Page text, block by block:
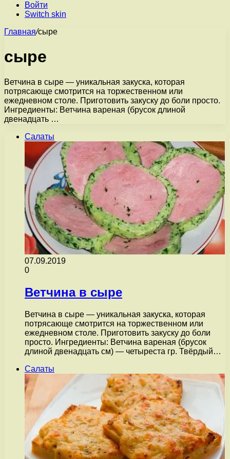
Войти
Switch skin
Главная/сыре
сыре
Ветчина в сыре — уникальная закуска, которая
потрясающе смотрится на торжественном или
ежедневном столе. Приготовить закуску до боли просто.
Ингредиенты: Ветчина вареная (брусок длиной
двенадцать …
Салаты
07.09.2019
0
Ветчина в сыре
Ветчина в сыре — уникальная закуска, которая
потрясающе смотрится на торжественном или
ежедневном столе. Приготовить закуску до боли
просто. Ингредиенты: Ветчина вареная (брусок
длиной двенадцать см) — четыреста гр. Твёрдый…
Салаты